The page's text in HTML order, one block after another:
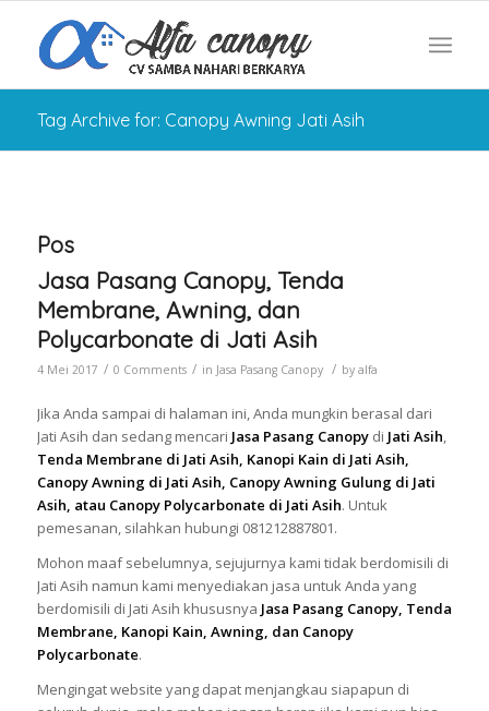
Tag Archive for: Canopy Awning Jati Asih
Pos
Jasa Pasang Canopy, Tenda
Membrane, Awning, dan
Polycarbonate di Jati Asih
4 Mei 2017 / 0 Comments / in Jasa Pasang Canopy / by alfa
Jika Anda sampai di halaman ini, Anda mungkin berasal dari
Jati Asih dan sedang mencari Jasa Pasang Canopy di Jati Asih,
Tenda Membrane di Jati Asih, Kanopi Kain di Jati Asih,
Canopy Awning di Jati Asih, Canopy Awning Gulung di Jati
Asih, atau Canopy Polycarbonate di Jati Asih. Untuk
pemesanan, silahkan hubungi 081212887801.
Mohon maaf sebelumnya, sejujurnya kami tidak berdomisili di
Jati Asih namun kami menyediakan jasa untuk Anda yang
berdomisili di Jati Asih khususnya Jasa Pasang Canopy, Tenda
Membrane, Kanopi Kain, Awning, dan Canopy
Polycarbonate.
Mengingat website yang dapat menjangkau siapapun di